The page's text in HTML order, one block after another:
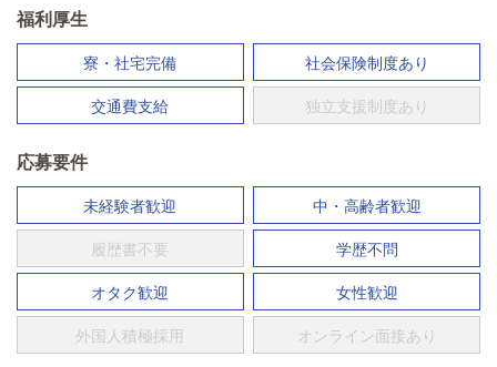
福利厚生
寮・社宅完備 社会保険制度あり
交通費支給 独立支援制度あり
応募要件
未経験者歓迎 中・高齢者歓迎
履歴書不要 学歴不問
オタク歓迎 女性歓迎
外国人積極採用 オンライン面接あり